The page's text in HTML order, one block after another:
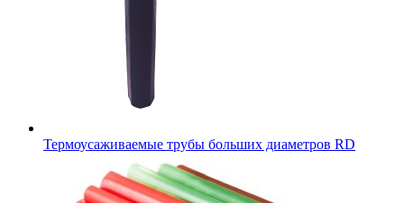
Термоусаживаемые трубы больших диаметров RD